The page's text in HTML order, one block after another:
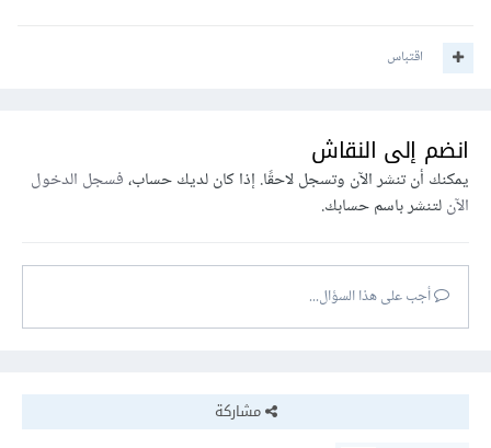
اقتباس
انضم إلى النقاش
يمكنك أن تنشر الآن وتسجل لاحقًا. إذا كان لديك حساب،فسجل الدخول
الآنلتنشر باسم حسابك.
أجب على هذا السؤال...
مشاركة